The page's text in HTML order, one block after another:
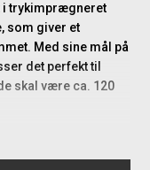
trykimprægneret
som giver et
Med sine mål på
det perfekt til
skal være ca. 120